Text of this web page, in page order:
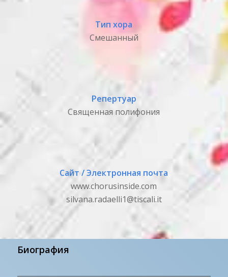
Тип хора
Смешанный
Репертуар
Священная полифония
Сайт / Электронная почта
www.chorusinside.com
silvana.radaelli1@tiscali.it
Биография